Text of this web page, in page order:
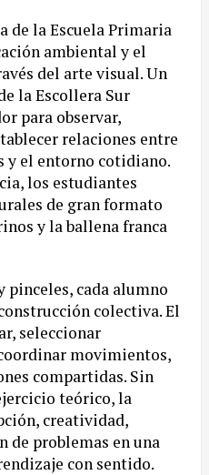
de la Escuela Primaria
ambiental y el
del arte visual. Un
la Escollera Sur
para observar,
relaciones entre
y el entorno cotidiano.
los estudiantes
de gran formato
y la ballena franca
cada alumno
colectiva. El
seleccionar
movimientos,
compartidas. Sin
teórico, la
creatividad,
de problemas en una
con sentido.